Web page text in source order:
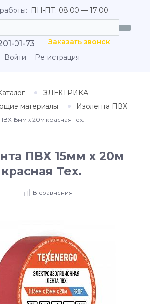
ПН-ПТ: 08:00 — 17:00
01-73
Заказать звонок
Войти
Регистрация
ЭЛЕКТРИКА
материалы
Изолента ПВХ
15мм х 20м красная Тех.
ПВХ 15мм х 20м
красная Тех.
В сравнения